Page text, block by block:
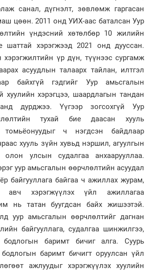
санал, дүгнэлт, зөвлөмж гаргасан
цөөн. 2011 онд УИХ-аас баталсан Уур
үндэсний хөтөлбөр 10 жилийн
шаттай хэрэгжээд 2021 онд дууссан.
хэрэгжилтийн үр дүн, түүнээс сургамж
асуудлын талаарх тайлан, илтгэл
байхгүй гэдгийг Уур амьсгалын
хуулийн хэрэгцээ, шаардлагын тандан
дурджээ. Үүгээр зогсохгүй Уур
тухай бие даасан хууль
томьёонуудыг ч нэгдсэн байдлаар
хууль зүйн хувьд нэршил, агуулгын
олон улсын судалгаа анхаарууллаа.
уур амьсгалын өөрчлөлтийн асуудал
байгууллага байгаа ч ажиллах журам,
авч хэрэгжүүлэх үйл ажиллагаа
нь татан буугдсан байх жишээтэй.
уур амьсгалын өөрчлөлтийг дагнан
байгууллага, судалгаа шинжилгээ,
баримт бичиг алга. Суурь
бодлогын баримт бичигт оруулсан үйл
ажлуудыг хэрэгжүүлэх хуулийн